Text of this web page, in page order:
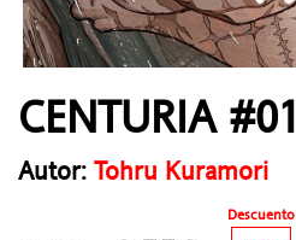
CENTURIA #01
Autor: Tohru Kuramori
Descuento